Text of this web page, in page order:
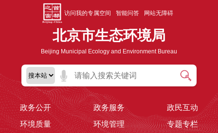
访问我的专属空间 智能问答 网站无障碍
北京市生态环境局
Beijing Municipal Ecology and Environment Bureau
政务公开 政务服务
政民互动
环境质量
环境管理 专题专栏